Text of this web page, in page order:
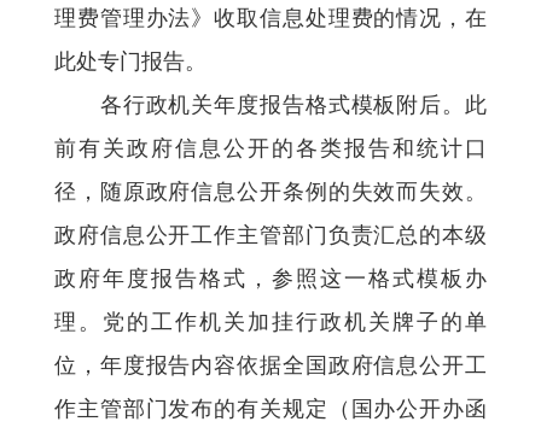
理费管理办法》收取信息处理费的情况，在
此处专门报告。
各行政机关年度报告格式模板附后。此
前有关政府信息公开的各类报告和统计口
径，随原政府信息公开条例的失效而失效。
政府信息公开工作主管部门负责汇总的本级
政府年度报告格式，参照这一格式模板办
理。党的工作机关加挂行政机关牌子的单
位，年度报告内容依据全国政府信息公开工
作主管部门发布的有关规定（国办公开办函